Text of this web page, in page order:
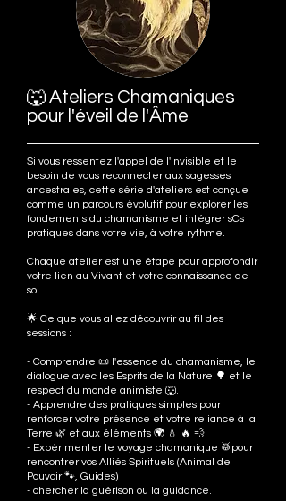
🐺 Ateliers Chamaniques
pour l'éveil de l'Âme
Si vous ressentez l'appel de l'invisible et le
besoin de vous reconnecter aux sagesses
ancestrales, cette série d'ateliers est conçue
comme un parcours évolutif pour explorer les
fondements du chamanisme et intégrer sCs
pratiques dans votre vie, à votre rythme.
Chaque atelier est une étape pour approfondir
votre lien au Vivant et votre connaissance de
soi.
🌟 Ce que vous allez découvrir au fil des
sessions :
- Comprendre 📜 l'essence du chamanisme, le
dialogue avec les Esprits de la Nature 🌳 et le
respect du monde animiste 🐺.
- Apprendre des pratiques simples pour
renforcer votre présence et votre reliance à la
Terre 🌿 et aux éléments 🌍 💧 🔥 💨.
- Expérimenter le voyage chamanique 🥁pour
rencontrer vos Alliés Spirituels (Animal de
Pouvoir 🐾, Guides)
- chercher la guérison ou la guidance.